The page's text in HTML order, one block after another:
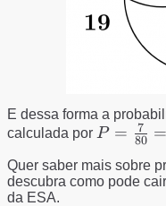
E dessa forma a
calculada por P = 80
7 =
Quer saber mais sobre
descubra como pode
da ESA.